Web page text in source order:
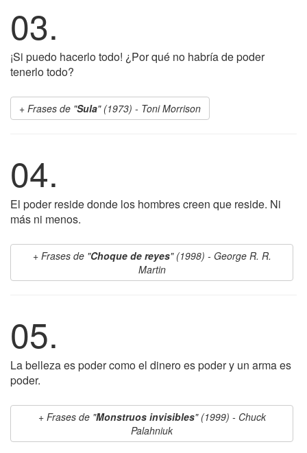
03.
¡Si puedo hacerlo todo! ¿Por qué no habría de poder
tenerlo todo?
Frases de "Sula" (1973) - Toni Morrison
04.
El poder reside donde los hombres creen que reside. Ni
más ni menos.
Frases de "Choque de reyes" (1998) - George R. R.
Martin
05.
La belleza es poder como el dinero es poder y un arma es
poder.
Frases de "Monstruos invisibles" (1999) - Chuck
Palahniuk